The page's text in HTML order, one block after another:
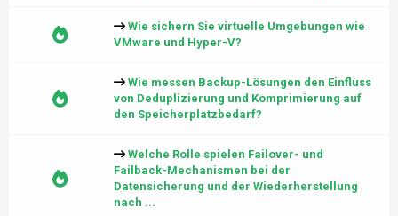
Wie sichern Sie virtuelle Umgebungen wie
VMware und Hyper-V?
Wie messen Backup-Lösungen den Einfluss
von Deduplizierung und Komprimierung auf
den Speicherplatzbedarf?
Welche Rolle spielen Failover- und
Failback-Mechanismen bei der
Datensicherung und der Wiederherstellung
nach ...